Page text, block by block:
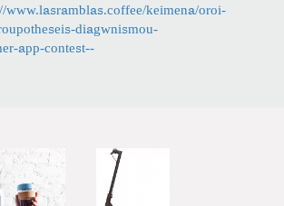
www.lasramblas.coffee/keimena/oroi-
diagwnismou-
app-contest--